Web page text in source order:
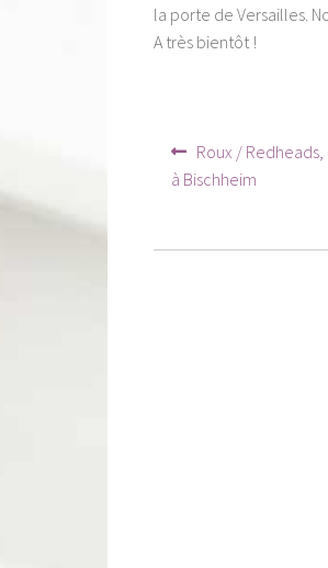
la porte de Versailles.
A très bientôt !
Navigation
de
Article
précédent :
Roux /
à Bischheim